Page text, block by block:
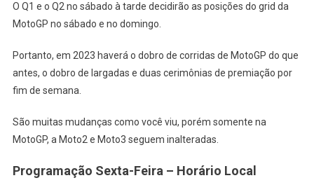
O Q1 e o Q2 no sábado à tarde decidirão as posições do grid da
MotoGP no sábado e no domingo.
Portanto, em 2023 haverá o dobro de corridas de MotoGP do que
antes, o dobro de largadas e duas cerimônias de premiação por
fim de semana.
São muitas mudanças como você viu, porém somente na
MotoGP, a Moto2 e Moto3 seguem inalteradas.
Programação Sexta-Feira – Horário Local